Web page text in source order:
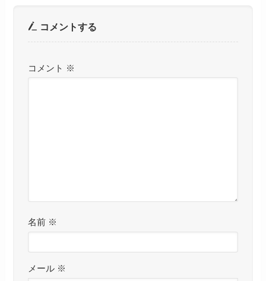
コメントする
コメント ※
名前 ※
メール ※